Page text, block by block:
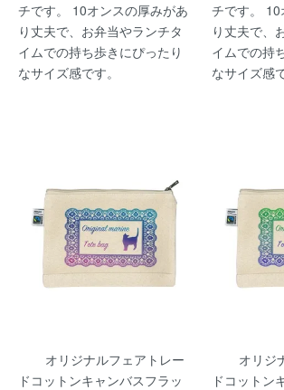
チです。 10オンスの厚みがあ
り丈夫で、お弁当やランチタ
イムでの持ち歩きにぴったり
なサイズ感です。
チです。
り丈夫で、
イムでの持
なサイズ感
オリジナルフェアトレー
ドコットンキャンバスフラッ
オリジ
ドコットン